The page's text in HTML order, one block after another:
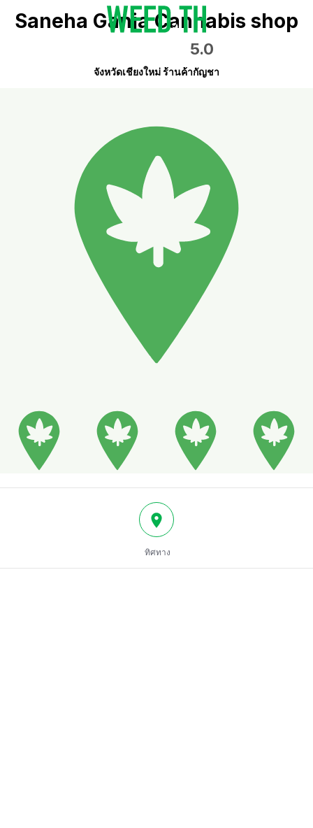
Saneha Ganja Cannabis shop
5.0
จังหวัดเชียงใหม่ ร้านค้ากัญชา
ทิศทาง